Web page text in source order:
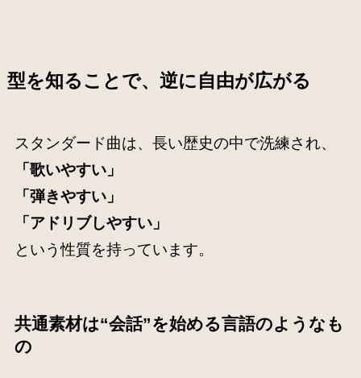
型を知ることで、逆に自由が広がる
スタンダード曲は、長い歴史の中で洗練され、
「歌いやすい」
「弾きやすい」
「アドリブしやすい」
という性質を持っています。
共通素材は“会話”を始める言語のようなも
の